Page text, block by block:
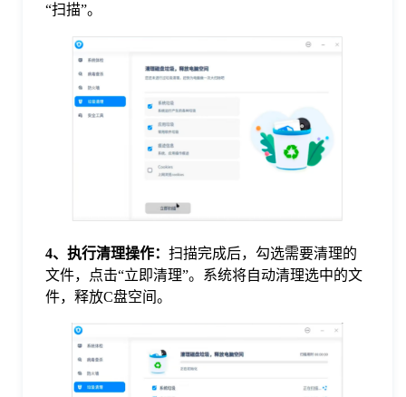
“扫描”。
4、执行清理操作： 扫描完成后，勾选需要清理的
文件，点击“立即清理”。系统将自动清理选中的文
件，释放C盘空间。